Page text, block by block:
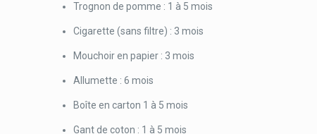
Trognon de pomme : 1 à 5 mois
Cigarette (sans filtre) : 3 mois
Mouchoir en papier : 3 mois
Allumette : 6 mois
Boîte en carton 1 à 5 mois
Gant de coton : 1 à 5 mois